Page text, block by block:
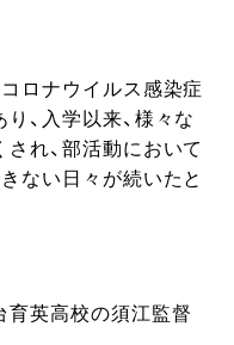
ロナウイルス感染症
、入学以来、様々な
れ、部活動において
ない日々が続いたと
育英高校の須江監督